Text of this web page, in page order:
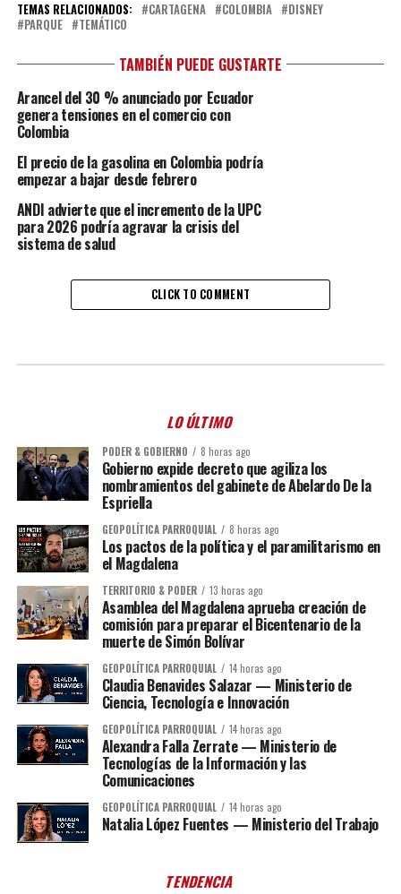
TEMAS RELACIONADOS: CARTAGENA COLOMBIA
DISNEY
PARQUE
TEMÁTICO
TAMBIÉN PUEDE GUSTARTE
Arancel del 30 % anunciado por Ecuador
genera tensiones en el comercio con
Colombia
El precio de la gasolina en Colombia podría
empezar a bajar desde febrero
ANDI advierte que el incremento de la UPC
para 2026 podría agravar la crisis del
sistema de salud
CLICK TO COMMENT
LO ÚLTIMO
PODER & GOBIERNO 8 horas ago
Gobierno expide decreto que agiliza los
nombramientos del gabinete de Abelardo De la
Espriella
GEOPOLÍTICA PARROQUIAL 8 horas ago
Los pactos de la política y el paramilitarismo en
el Magdalena
TERRITORIO & PODER 13 horas ago
Asamblea del Magdalena aprueba creación de
comisión para preparar el Bicentenario de la
muerte de Simón Bolívar
GEOPOLÍTICA PARROQUIAL 14 horas ago
Claudia Benavides Salazar — Ministerio de
Ciencia, Tecnología e Innovación
GEOPOLÍTICA PARROQUIAL 14 horas ago
Alexandra Falla Zerrate — Ministerio de
Tecnologías de la Información y las
Comunicaciones
GEOPOLÍTICA PARROQUIAL 14 horas ago
Natalia López Fuentes — Ministerio del Trabajo
TENDENCIA